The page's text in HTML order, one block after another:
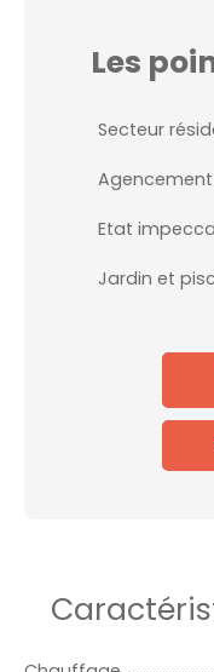
Les
Secteur
Etat
Jardin et